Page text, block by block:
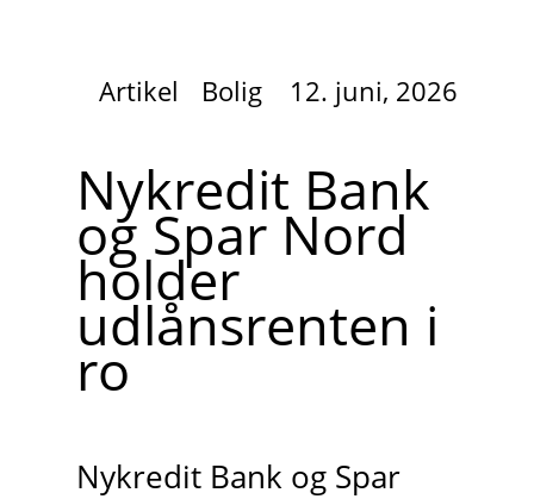
Artikel Bolig 12. juni, 2026
Nykredit Bank
og Spar Nord
holder
udlånsrenten i
ro
Nykredit Bank og Spar